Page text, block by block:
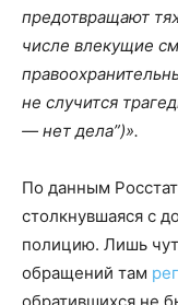
предотвращают
числе влекущие
не случится
— нет дела”)».
По данным
столкнувшаяся с
полицию. Лишь
обращений там